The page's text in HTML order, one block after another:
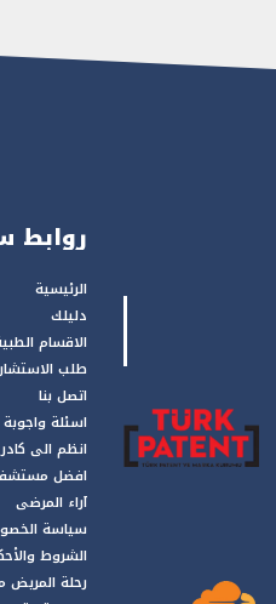
روابط
الرئيسية
دليلك
الاقسام
طلب
اتصل بنا
اسئلة واجوبة
انظم الى كادر
افضل
آراء المرضى
سياسة
الشروط
رحلة المريض